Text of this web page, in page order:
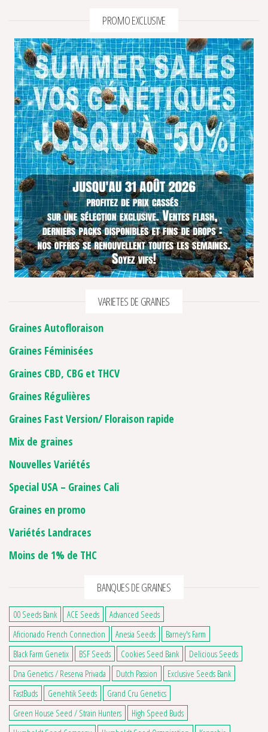
PROMO EXCLUSIVE
VARIETES DE GRAINES
Graines Autofloraison
Graines Féminisées
Graines CBD, CBG et THCV
Graines Régulières
Graines Fast Version/ Floraison rapide
Mix de graines
Nouvelles Variétés
Special USA – Graines Cali
Graines en promo
Variétés Landraces
Moins de 1% de THC
BANQUES DE GRAINES
00 Seeds Bank ACE Seeds
Advanced Seeds
Aficionado French Connection
Anesia Seeds
Barney's Farm
Black Farm Genetix
BSF Seeds Cookies Seed Bank
Delicious Seeds
Dna Genetics / Reserva Privada
Dutch Passion
Exclusive Seeds Bank
FastBuds
Genehtik Seeds
Grand Cru Genetics
Green House Seed / Strain Hunters
High Speed Buds